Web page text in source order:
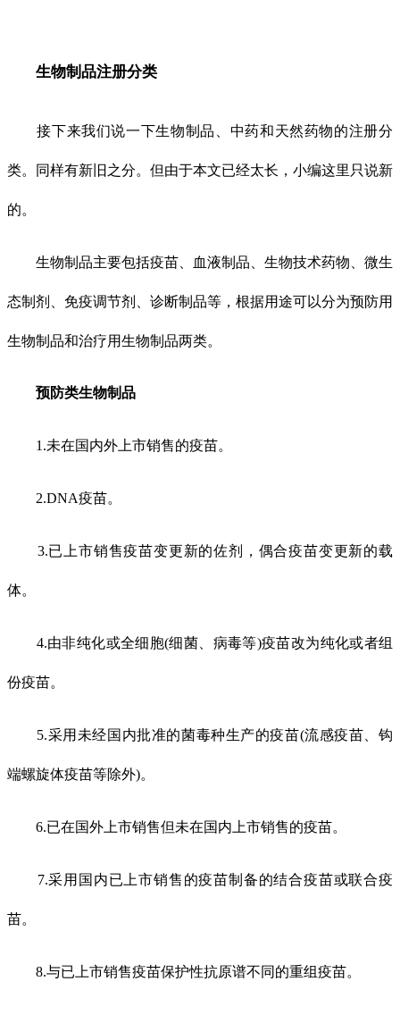
生物制品注册分类
接下来我们说一下生物制品、中药和天然药物的注册分
类。同样有新旧之分。但由于本文已经太长，小编这里只说新
的。
生物制品主要包括疫苗、血液制品、生物技术药物、微生
态制剂、免疫调节剂、诊断制品等，根据用途可以分为预防用
生物制品和治疗用生物制品两类。
预防类生物制品
1.未在国内外上市销售的疫苗。
2.DNA疫苗。
3.已上市销售疫苗变更新的佐剂，偶合疫苗变更新的载
体。
4.由非纯化或全细胞(细菌、病毒等)疫苗改为纯化或者组
份疫苗。
5.采用未经国内批准的菌毒种生产的疫苗(流感疫苗、钩
端螺旋体疫苗等除外)。
6.已在国外上市销售但未在国内上市销售的疫苗。
7.采用国内已上市销售的疫苗制备的结合疫苗或联合疫
苗。
8.与已上市销售疫苗保护性抗原谱不同的重组疫苗。